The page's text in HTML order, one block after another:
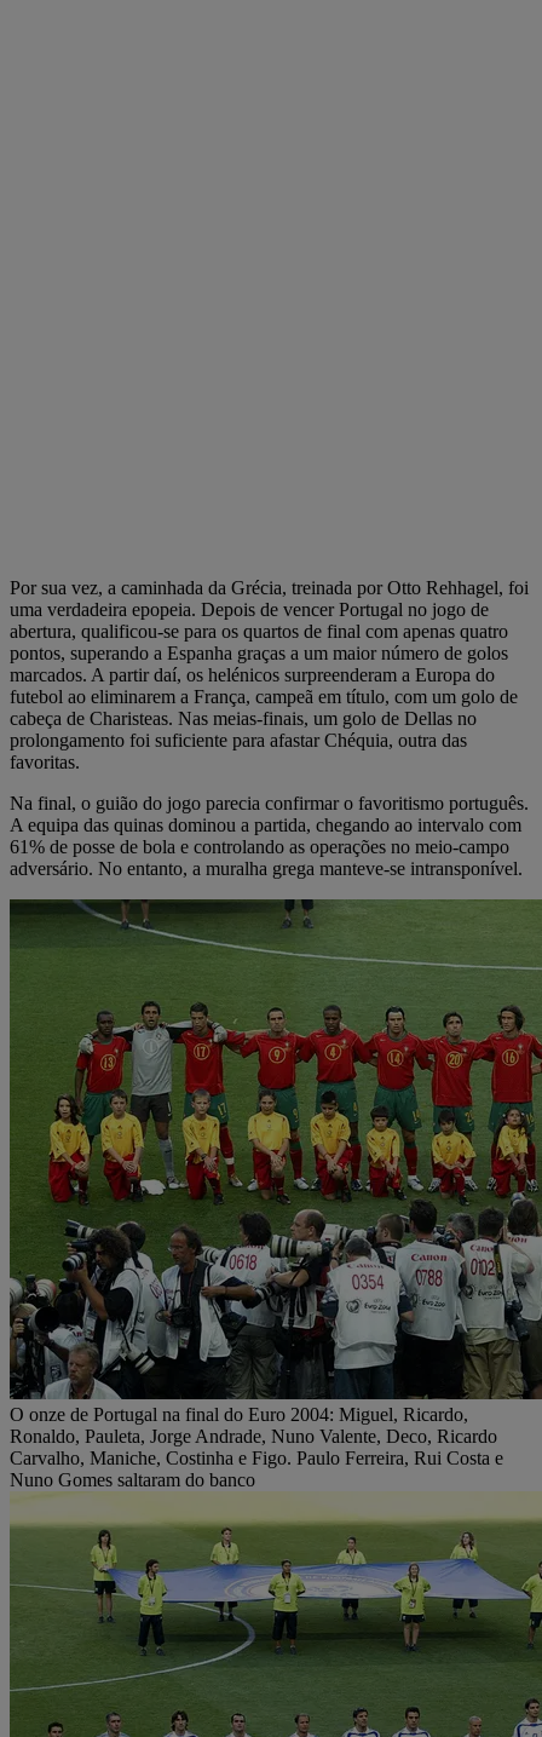
Por sua vez, a caminhada da Grécia, treinada por Otto Rehhagel, foi
uma verdadeira epopeia. Depois de vencer Portugal no jogo de
abertura, qualificou-se para os quartos de final com apenas quatro
pontos, superando a Espanha graças a um maior número de golos
marcados. A partir daí, os helénicos surpreenderam a Europa do
futebol ao eliminarem a França, campeã em título, com um golo de
cabeça de Charisteas. Nas meias-finais, um golo de Dellas no
prolongamento foi suficiente para afastar Chéquia, outra das
favoritas.
Na final, o guião do jogo parecia confirmar o favoritismo português.
A equipa das quinas dominou a partida, chegando ao intervalo com
61% de posse de bola e controlando as operações no meio-campo
adversário. No entanto, a muralha grega manteve-se intransponível.
O onze de Portugal na final do Euro 2004: Miguel, Ricardo,
Ronaldo, Pauleta, Jorge Andrade, Nuno Valente, Deco, Ricardo
Carvalho, Maniche, Costinha e Figo. Paulo Ferreira, Rui Costa e
Nuno Gomes saltaram do banco